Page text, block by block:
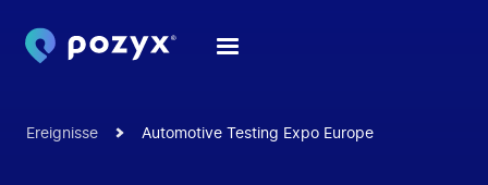
Ereignisse Automotive Testing Expo Europe